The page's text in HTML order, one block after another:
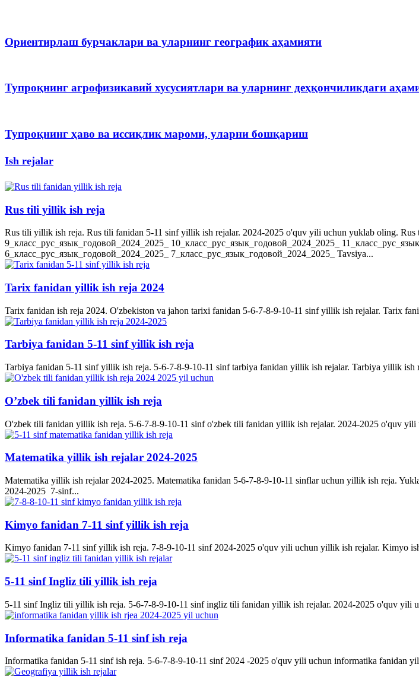
Ориентирлаш бурчаклари ва уларнинг географик аҳамияти
Тупроқнинг агрофизикавий хусусиятлари ва уларнинг деҳқончиликдаги
Тупроқнинг ҳаво ва иссиқлик мароми, уларни бошқариш
Ish rejalar
Rus tili yillik ish reja
Rus tili yillik ish reja. Rus tili fanidan 5-11 sinf yillik ish rejalar. 2024-2025 o'quv yili uchun yuklab oling. Rus
9_класс_рус_язык_годовой_2024_2025_ 10_класс_рус_язык_годовой_2024_2025_
6_класс_рус_язык_годовой_2024_2025_ 7_класс_рус_язык_годовой_2024_2025_ Tavsiya...
Tarix fanidan yillik ish reja 2024
Tarix fanidan ish reja 2024. O'zbekiston va jahon tarixi fanidan 5-6-7-8-9-10-11 sinf yillik ish rejalar. Tarix
Tarbiya fanidan 5-11 sinf yillik ish reja
Tarbiya fanidan 5-11 sinf yillik ish reja. 5-6-7-8-9-10-11 sinf tarbiya fanidan yillik ish rejalar. Tarbiya yillik
O’zbek tili fanidan yillik ish reja
O'zbek tili fanidan yillik ish reja. 5-6-7-8-9-10-11 sinf o'zbek tili fanidan yillik ish rejalar. 2024-2025 o'quv
Matematika yillik ish rejalar 2024-2025
Matematika yillik ish rejalar 2024-2025. Matematika fanidan 5-6-7-8-9-10-11 sinflar uchun yillik ish reja.
2024-2025 7-sinf...
Kimyo fanidan 7-11 sinf yillik ish reja
Kimyo fanidan 7-11 sinf yillik ish reja. 7-8-9-10-11 sinf 2024-2025 o'quv yili uchun yillik ish rejalar.
5-11 sinf Ingliz tili yillik ish reja
5-11 sinf Ingliz tili yillik ish reja. 5-6-7-8-9-10-11 sinf ingliz tili fanidan yillik ish rejalar. 2024-2025 o'quv yili
Informatika fanidan 5-11 sinf ish reja
Informatika fanidan 5-11 sinf ish reja. 5-6-7-8-9-10-11 sinf 2024 -2025 o'quv yili uchun informatika